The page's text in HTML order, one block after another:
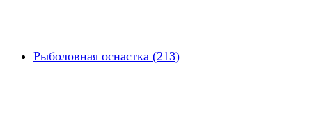
Рыболовная оснастка (213)